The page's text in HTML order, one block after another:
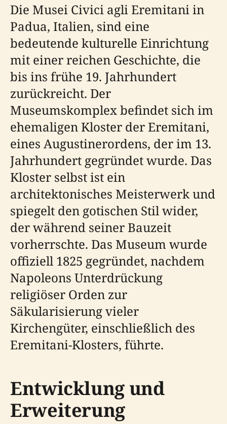
Die Musei Civici agli Eremitani in
Padua, Italien, sind eine
bedeutende kulturelle Einrichtung
mit einer reichen Geschichte, die
bis ins frühe 19. Jahrhundert
zurückreicht. Der
Museumskomplex befindet sich im
ehemaligen Kloster der Eremitani,
eines Augustinerordens, der im 13.
Jahrhundert gegründet wurde. Das
Kloster selbst ist ein
architektonisches Meisterwerk und
spiegelt den gotischen Stil wider,
der während seiner Bauzeit
vorherrschte. Das Museum wurde
offiziell 1825 gegründet, nachdem
Napoleons Unterdrückung
religiöser Orden zur
Säkularisierung vieler
Kirchengüter, einschließlich des
Eremitani-Klosters, führte.
Entwicklung und
Erweiterung